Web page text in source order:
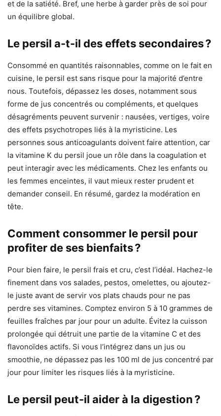
et de la satiété. Bref, une herbe à garder près de soi pour
un équilibre global.
Le persil a-t-il des effets secondaires ?
Consommé en quantités raisonnables, comme on le fait en
cuisine, le persil est sans risque pour la majorité d’entre
nous. Toutefois, dépassez les doses, notamment sous
forme de jus concentrés ou compléments, et quelques
désagréments peuvent survenir : nausées, vertiges, voire
des effets psychotropes liés à la myristicine. Les
personnes sous anticoagulants doivent faire attention, car
la vitamine K du persil joue un rôle dans la coagulation et
peut interagir avec les médicaments. Chez les enfants ou
les femmes enceintes, il vaut mieux rester prudent et
demander conseil. En résumé, gardez la modération en
tête.
Comment consommer le persil pour
profiter de ses bienfaits ?
Pour bien faire, le persil frais et cru, c’est l’idéal. Hachez-le
finement dans vos salades, pestos, omelettes, ou ajoutez-
le juste avant de servir vos plats chauds pour ne pas
perdre ses vitamines. Comptez environ 5 à 10 grammes de
feuilles fraîches par jour pour un adulte. Évitez la cuisson
prolongée qui détruit une partie de la vitamine C et des
flavonoïdes actifs. Si vous l’intégrez dans un jus ou
smoothie, ne dépassez pas les 100 ml de jus concentré par
jour pour limiter les risques liés à la myristicine.
Le persil peut-il aider à la digestion ?